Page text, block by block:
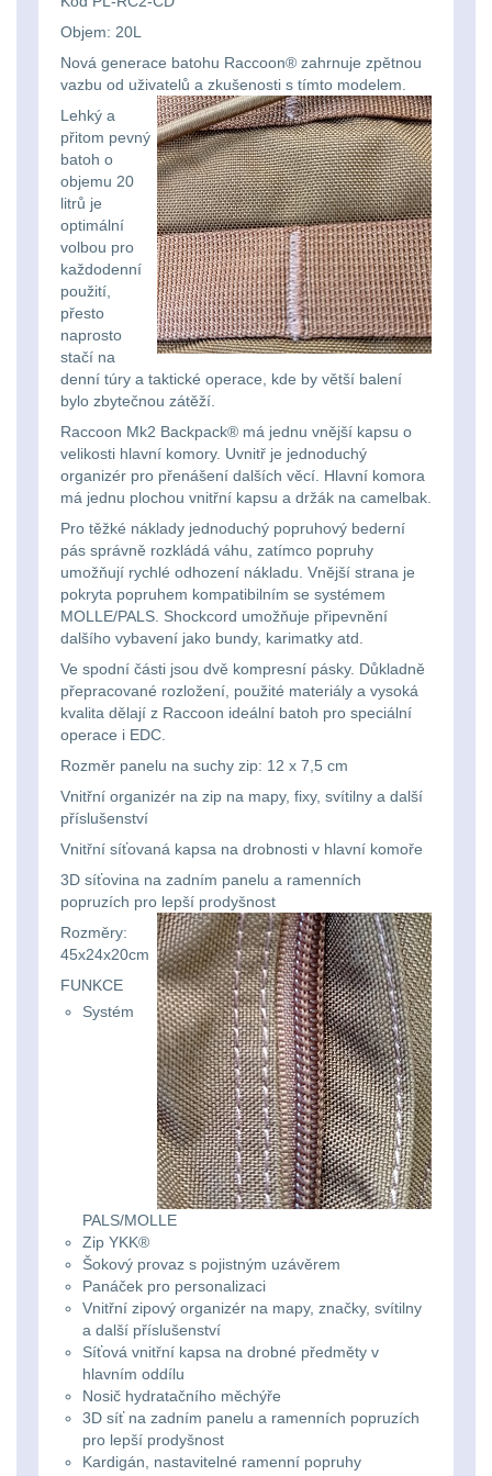
Svítilny
pro
21700
baterie
Svítilny
pro
26650
baterie
Svítilny
pro
CR123A
nebo
16340
baterie
Čelové
svetlá
čelovky
Taktické
svietidlá
Lucerny
kempingové
Potápačské
Kapesní
svítilny
Policejní
svítilny
Vyhledávací
svítilny
Peněženky
Doplňky
batohům
Svietidlá s magnetom
Svietidlá CRI≥901
Laserové značkovače9
Držiaky a
príslušenstvo
34
18650
14500 / AA / AAA
16340 a CR1231
Nabíjačky9
Náhradné diely7
BATOHY A TAŠKY
(1563)
Turistické a expediční38
Městské batohy41
Batohy216
26
20 - 30 L 103
Nad 30 L 74
Batohy přes rameno
Cestovní batohy a
Dětské batohy
Brašne a tašky44
Ledvinky60
Duffle bagy25
Univerzalní tašky59
Objem: 20L
Nová generace batohu Raccoon® zahrnuje zpětnou
vazbu od uživatelů a zkušenosti s tímto modelem.
Lehký a
přitom pevný
batoh o
objemu 20
litrů je
optimální
volbou pro
každodenní
použití,
přesto
naprosto
stačí na
denní túry a taktické operace, kde by větší balení
bylo zbytečnou zátěží.
Raccoon Mk2 Backpack® má jednu vnější kapsu o
velikosti hlavní komory. Uvnitř je jednoduchý
organizér pro přenášení dalších věcí. Hlavní komora
má jednu plochou vnitřní kapsu a držák na camelbak.
Pro těžké náklady jednoduchý popruhový bederní
pás správně rozkládá váhu, zatímco popruhy
umožňují rychlé odhození nákladu. Vnější strana je
pokryta popruhem kompatibilním se systémem
MOLLE/PALS. Shockcord umožňuje připevnění
dalšího vybavení jako bundy, karimatky atd.
Ve spodní části jsou dvě kompresní pásky. Důkladně
přepracované rozložení, použité materiály a vysoká
kvalita dělají z Raccoon ideální batoh pro speciální
operace i EDC.
Rozměr panelu na suchy zip: 12 x 7,5 cm
Vnitřní organizér na zip na mapy, fixy, svítilny a další
příslušenství
Vnitřní síťovaná kapsa na drobnosti v hlavní komoře
3D síťovina na zadním panelu a ramenních
popruzích pro lepší prodyšnost
Rozměry:
45x24x20cm
FUNKCE
Systém
PALS/MOLLE
Zip YKK®
Šokový provaz s pojistným uzávěrem
Panáček pro personalizaci
Vnitřní zipový organizér na mapy, značky, svítilny
a další příslušenství
Síťová vnitřní kapsa na drobné předměty v
hlavním oddílu
Nosič hydratačního měchýře
3D síť na zadním panelu a ramenních popruzích
pro lepší prodyšnost
Kardigán, nastavitelné ramenní popruhy